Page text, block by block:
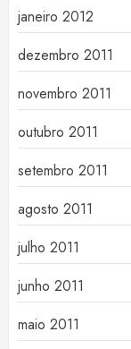
janeiro 2012
dezembro 2011
novembro 2011
outubro 2011
setembro 2011
agosto 2011
julho 2011
junho 2011
maio 2011